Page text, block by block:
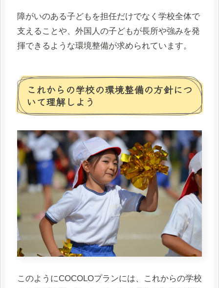
障がいのある子どもを担任だけでなく学校全体で
支えることや、外国人の子どもが長所や強みを発
揮できるような環境整備が求められています。
これからの学校の環境整備の方針につ
いて理解しよう
このようにCOCOLOプランには、これからの学校